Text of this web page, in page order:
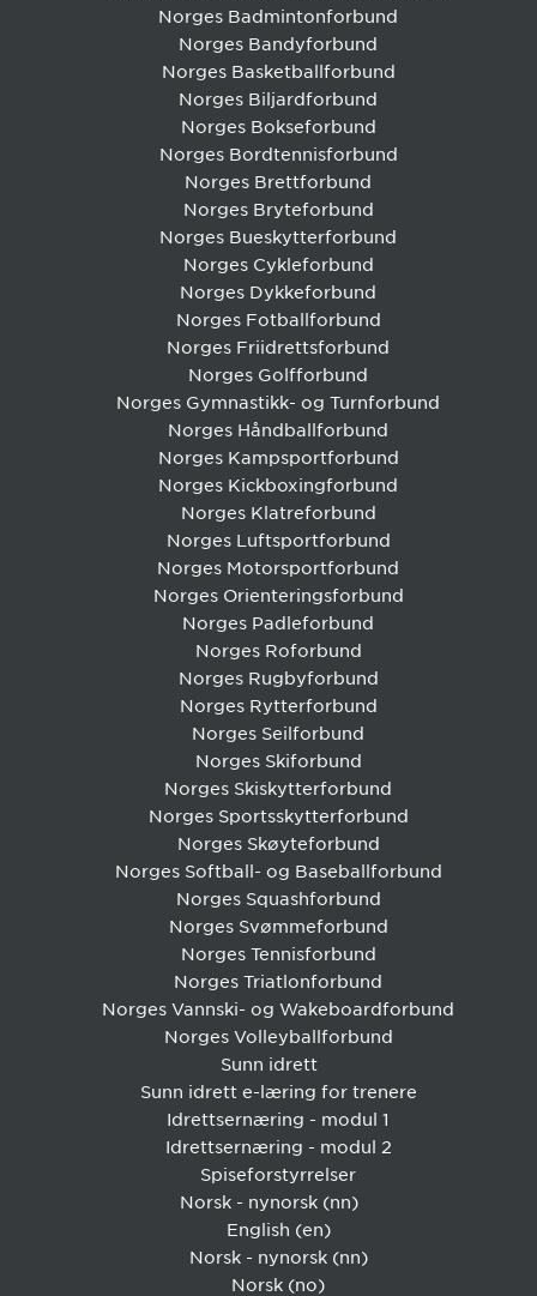
Norges Badmintonforbund
Norges Bandyforbund
Norges Basketballforbund
Norges Biljardforbund
Norges Bokseforbund
Norges Bordtennisforbund
Norges Brettforbund
Norges Bryteforbund
Norges Bueskytterforbund
Norges Cykleforbund
Norges Dykkeforbund
Norges Fotballforbund
Norges Friidrettsforbund
Norges Golfforbund
Norges Gymnastikk- og Turnforbund
Norges Håndballforbund
Norges Kampsportforbund
Norges Kickboxingforbund
Norges Klatreforbund
Norges Luftsportforbund
Norges Motorsportforbund
Norges Orienteringsforbund
Norges Padleforbund
Norges Roforbund
Norges Rugbyforbund
Norges Rytterforbund
Norges Seilforbund
Norges Skiforbund
Norges Skiskytterforbund
Norges Sportsskytterforbund
Norges Skøyteforbund
Norges Softball- og Baseballforbund
Norges Squashforbund
Norges Svømmeforbund
Norges Tennisforbund
Norges Triatlonforbund
Norges Vannski- og Wakeboardforbund
Norges Volleyballforbund
Sunn idrett
Sunn idrett e-læring for trenere
Idrettsernæring - modul 1
Idrettsernæring - modul 2
Spiseforstyrrelser
Norsk - nynorsk ‎(nn)‎
English ‎(en)‎
Norsk - nynorsk ‎(nn)‎
Norsk ‎(no)‎